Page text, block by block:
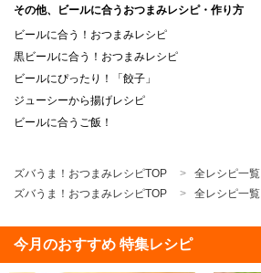
その他、ビールに合うおつまみレシピ・作り方
ビールに合う！おつまみレシピ
黒ビールに合う！おつまみレシピ
ビールにぴったり！「餃子」
ジューシーから揚げレシピ
ビールに合うご飯！
ズバうま！おつまみレシピTOP 全レシピ一覧
ズバうま！おつまみレシピTOP
全レシピ一覧
今月のおすすめ 特集レシピ